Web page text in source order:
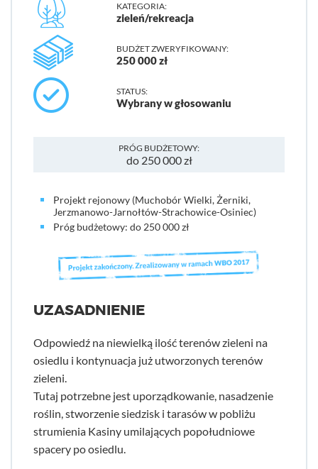
KATEGORIA:
zieleń/rekreacja
BUDŻET ZWERYFIKOWANY:
250 000 zł
STATUS:
Wybrany w głosowaniu
PRÓG BUDŻETOWY:
do 250 000 zł
Projekt rejonowy (Muchobór Wielki, Żerniki,
Jerzmanowo-Jarnołtów-Strachowice-Osiniec)
Próg budżetowy: do 250 000 zł
UZASADNIENIE
Odpowiedź na niewielką ilość terenów zieleni na
osiedlu i kontynuacja już utworzonych terenów
zieleni.
Tutaj potrzebne jest uporządkowanie, nasadzenie
roślin, stworzenie siedzisk i tarasów w pobliżu
strumienia Kasiny umilających popołudniowe
spacery po osiedlu.